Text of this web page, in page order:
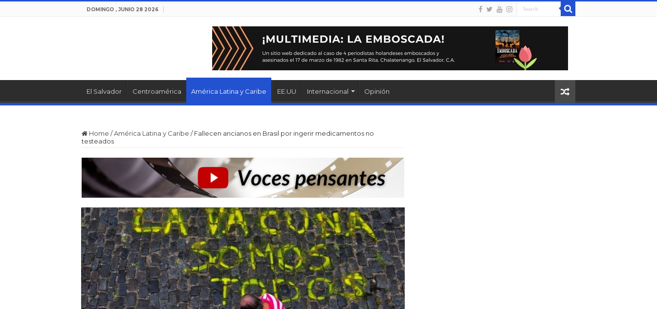
DOMINGO , JUNIO 28 2026
El Salvador Centroamérica América Latina y Caribe EE.UU Internacional Opinión
Home /América Latina y Caribe / Fallecen ancianos en Brasil por ingerir medicamentos no
testeados